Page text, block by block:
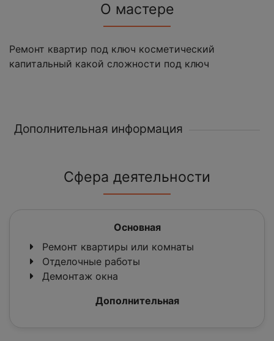
О мастере
Ремонт квартир под ключ косметический
капитальный какой сложности под ключ
Дополнительная информация
Сфера деятельности
Основная
Ремонт квартиры или комнаты
Отделочные работы
Демонтаж окна
Дополнительная